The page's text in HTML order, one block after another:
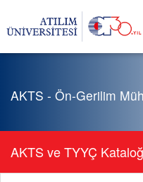
AKTS - Ön-Gerilim
AKTS ve TYYÇ